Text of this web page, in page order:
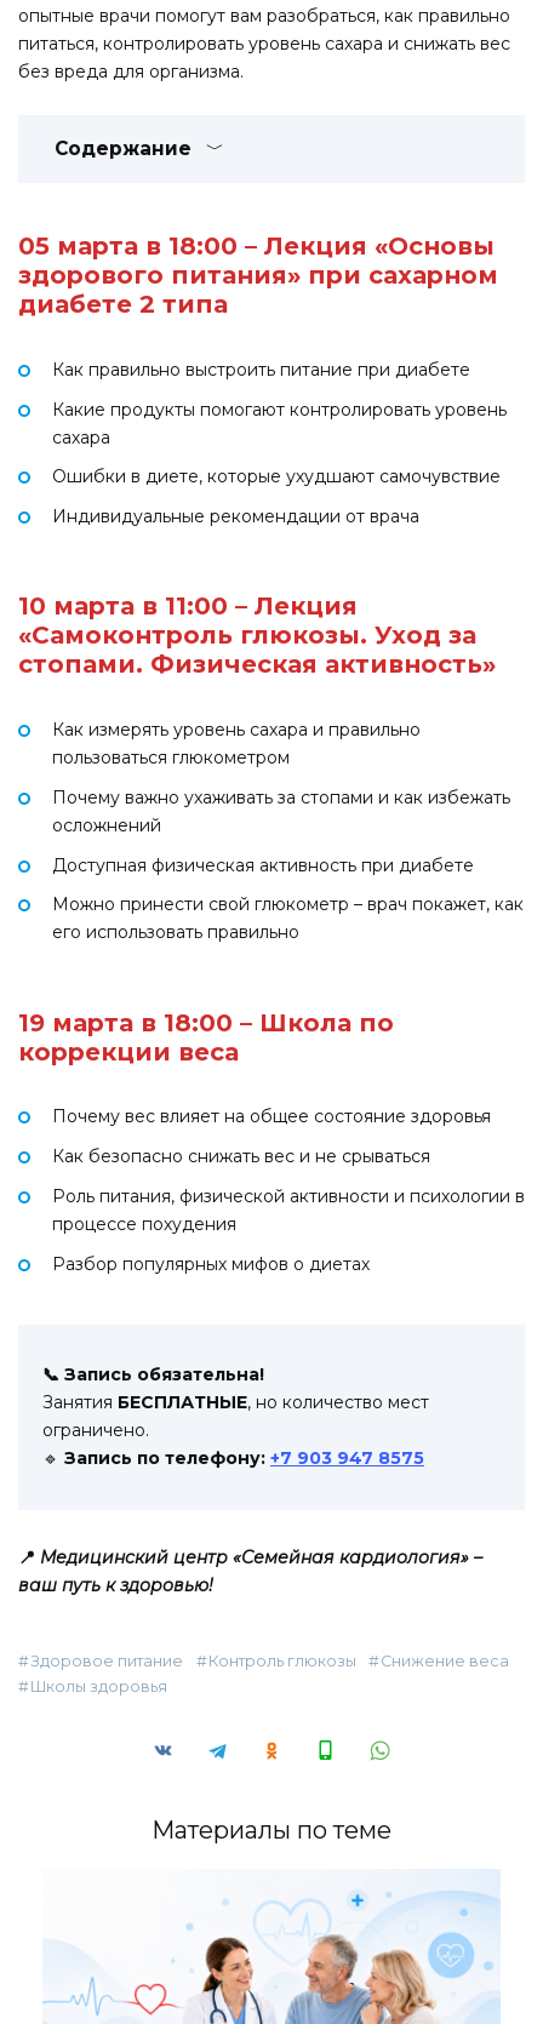
опытные врачи помогут вам разобраться, как правильно
питаться, контролировать уровень сахара и снижать вес
без вреда для организма.
Содержание
05 марта в 18:00 – Лекция «Основы
здорового питания» при сахарном
диабете 2 типа
Как правильно выстроить питание при диабете
Какие продукты помогают контролировать уровень
сахара
Ошибки в диете, которые ухудшают самочувствие
Индивидуальные рекомендации от врача
10 марта в 11:00 – Лекция
«Самоконтроль глюкозы. Уход за
стопами. Физическая активность»
Как измерять уровень сахара и правильно
пользоваться глюкометром
Почему важно ухаживать за стопами и как избежать
осложнений
Доступная физическая активность при диабете
Можно принести свой глюкометр – врач покажет, как
его использовать правильно
19 марта в 18:00 – Школа по
коррекции веса
Почему вес влияет на общее состояние здоровья
Как безопасно снижать вес и не срываться
Роль питания, физической активности и психологии в
процессе похудения
Разбор популярных мифов о диетах
📞 Запись обязательна!
Занятия БЕСПЛАТНЫЕ, но количество мест
ограничено.
🔹 Запись по телефону: +7 903 947 8575
📍 Медицинский центр «Семейная кардиология» –
ваш путь к здоровью!
Здоровое питание Контроль глюкозы
Снижение веса
Школы здоровья
Материалы по теме